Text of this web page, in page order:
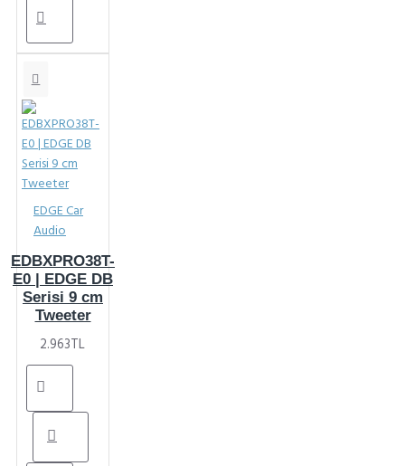
EDGE Car
Audio
EDBXPRO38T-
E0 | EDGE DB
Serisi 9 cm
Tweeter
2.963TL